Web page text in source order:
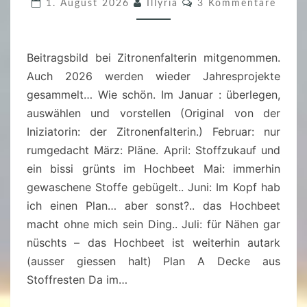
O
N
T
A
G
S
T
O
P
7
(
0
R
S
P
O
J
E
K
T
–
J
U
1. August 2026 Illyria
N
E
3 Kommentare
Beitragsbild bei Zitronenfalterin mitgenommen.
Auch 2026 werden wieder Jahresprojekte
gesammelt… Wie schön. Im Januar : überlegen,
auswählen und vorstellen (Original von der
Iniziatorin: der Zitronenfalterin.) Februar: nur
rumgedacht März: Pläne. April: Stoffzukauf und
ein bissi grünts im Hochbeet Mai: immerhin
gewaschene Stoffe gebügelt.. Juni: Im Kopf hab
ich einen Plan… aber sonst?.. das Hochbeet
macht ohne mich sein Ding.. Juli: für Nähen gar
nüschts – das Hochbeet ist weiterhin autark
(ausser giessen halt) Plan A Decke aus
Stoffresten Da im…